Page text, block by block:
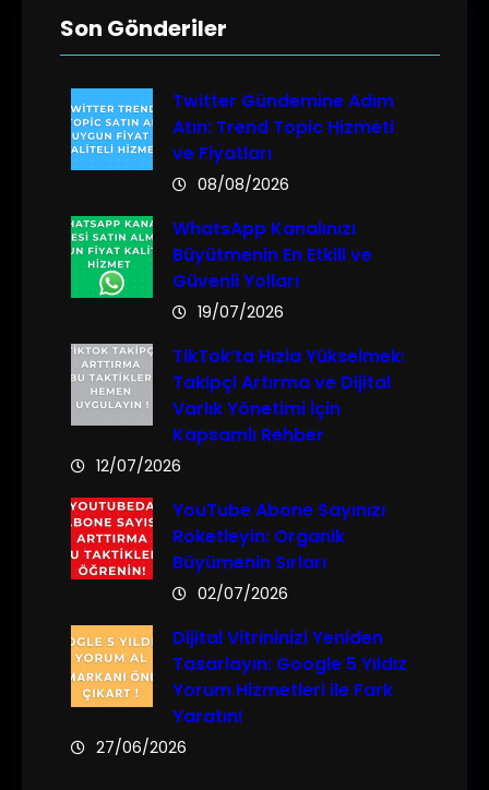
Son Gönderiler
Twitter Gündemine Adım
Atın: Trend Topic Hizmeti
ve Fiyatları
08/08/2026
WhatsApp Kanalınızı
Büyütmenin En Etkili ve
Güvenli Yolları
19/07/2026
TikTok’ta Hızla Yükselmek:
Takipçi Artırma ve Dijital
Varlık Yönetimi İçin
Kapsamlı Rehber
12/07/2026
YouTube Abone Sayınızı
Roketleyin: Organik
Büyümenin Sırları
02/07/2026
Dijital Vitrininizi Yeniden
Tasarlayın: Google 5 Yıldız
Yorum Hizmetleri ile Fark
Yaratın!
27/06/2026